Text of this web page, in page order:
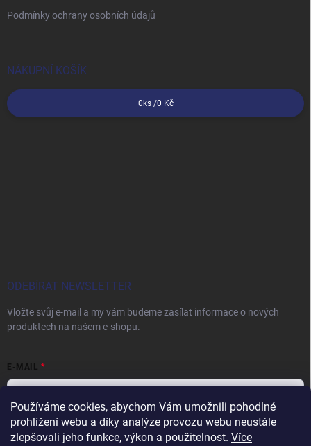
Používáme cookies, abychom Vám umožnili pohodlné
prohlížení webu a díky analýze provozu webu neustále
zlepšovali jeho funkce, výkon a použitelnost. Více
Podmínky ochrany osobních údajů
NÁKUPNÍ KOŠÍK
0ks /0 Kč
ODEBÍRAT NEWSLETTER
Vložte svůj e-mail a my vám budeme zasílat informace o nových
produktech na našem e-shopu.
E-MAIL
Vložením e-mailu souhlasíte spodmínkami ochrany osobních údajů